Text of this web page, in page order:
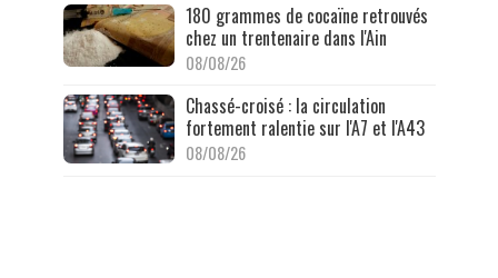
180 grammes de cocaïne retrouvés
chez un trentenaire dans l'Ain
08/08/26
Chassé-croisé : la circulation
fortement ralentie sur l'A7 et l'A43
08/08/26